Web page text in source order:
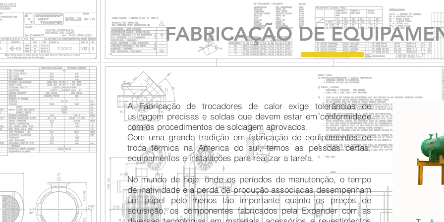
FABRICAÇÃO DE
A Fabricação de trocadores de calor exige tolerâncias de
usinagem precisas e soldas que devem estar em conformidade
com os procedimentos de soldagem aprovados.
Com uma grande tradição em fabricação de equipamentos de
troca térmica na America do sul, temos as pessoas certas,
equipamentos e instalações para realizar a tarefa.
No mundo de hoje, onde os períodos de manutenção, o tempo
de inatividade e a perda de produção associadas desempenham
um papel pelo menos tão importante quanto os preços de
aquisição, os componentes fabricados pela Expander com as